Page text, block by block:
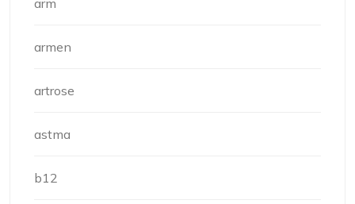
arm
armen
artrose
astma
b12